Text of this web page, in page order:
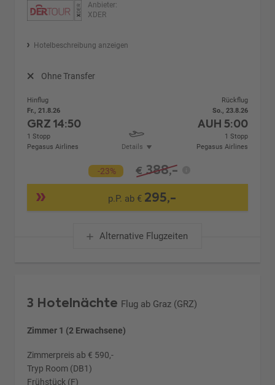
Anbieter:
XDER
Hotelbeschreibung anzeigen
Ohne Transfer
Hinflug
Fr., 21.8.26
GRZ14:50
1 Stopp
Pegasus Airlines
Details
Rückflug
So., 23.8.26
AUH 5:00
1 Stopp
Pegasus Airlines
-23% € 388,-
p.P. ab € 295,-
Alternative Flugzeiten
3 Hotelnächte Flug ab Graz (GRZ)
Zimmer 1 (2 Erwachsene)
Zimmerpreis ab € 590,-
Tryp Room (DB1)
Frühstück (F)